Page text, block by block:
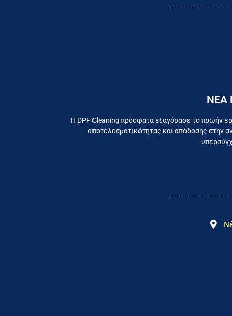
ΝΕΑ
Η DPF Cleaning πρόσφατα εξαγόρασε το πρωήν
αποτελεσματικότητας και απόδοσης στην